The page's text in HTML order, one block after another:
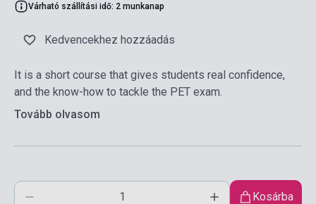
Várható szállítási idő: 2 munkanap
Kedvencekhez hozzáadás
It is a short course that gives students real confidence,
and the know-how to tackle the PET exam.
Tovább olvasom
Kosárba